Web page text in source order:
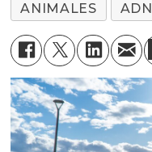
ANIMALES
ADN